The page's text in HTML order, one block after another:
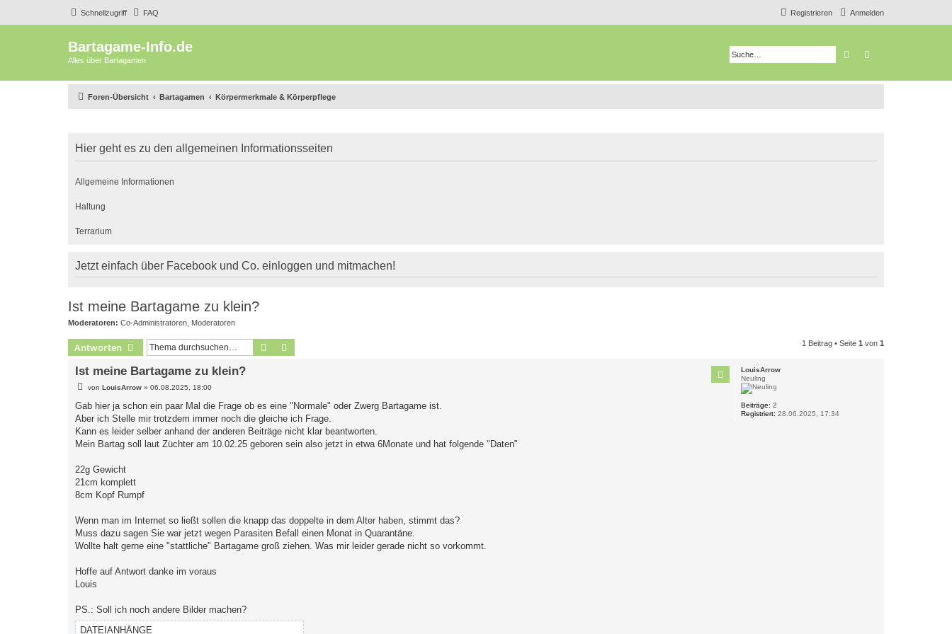
Schnellzugriff FAQ Anmelden
Registrieren
Bartagame-Info.de
Alles über Bartagamen Suche
Foren-Übersicht Bartagamen Körpermerkmale & Körperpflege
Hier geht es zu den allgemeinen Informationsseiten
Allgemeine Informationen
Haltung
Terrarium
Jetzt einfach über Facebook und Co. einloggen und mitmachen!
Ist meine Bartagame zu klein?
Moderatoren: Co-Administratoren Moderatoren
Antworten Suche 1 Beitrag • Seite 1 von 1
LouisArrow
Neuling
Beiträge: 2
Registriert: 28.06.2025, 17:34
Ist meine Bartagame zu klein?
B
t
r
g
vonLouisArrow »06.08.2025, 18:00
Gab hier ja schon ein paar Mal die Frage ob es eine "Normale" oder Zwerg Bartagame ist.
Aber ich Stelle mir trotzdem immer noch die gleiche ich Frage.
Kann es leider selber anhand der anderen Beiträge nicht klar beantworten.
Mein Bartag soll laut Züchter am 10.02.25 geboren sein also jetzt in etwa 6Monate und hat folgende "Daten"
22g Gewicht
21cm komplett
8cm Kopf Rumpf
Wenn man im Internet so ließt sollen die knapp das doppelte in dem Alter haben, stimmt das?
Muss dazu sagen Sie war jetzt wegen Parasiten Befall einen Monat in Quarantäne.
Wollte halt gerne eine "stattliche" Bartagame groß ziehen. Was mir leider gerade nicht so vorkommt.
Hoffe auf Antwort danke im voraus
Louis
PS.: Soll ich noch andere Bilder machen?
DATEIANHÄNGE